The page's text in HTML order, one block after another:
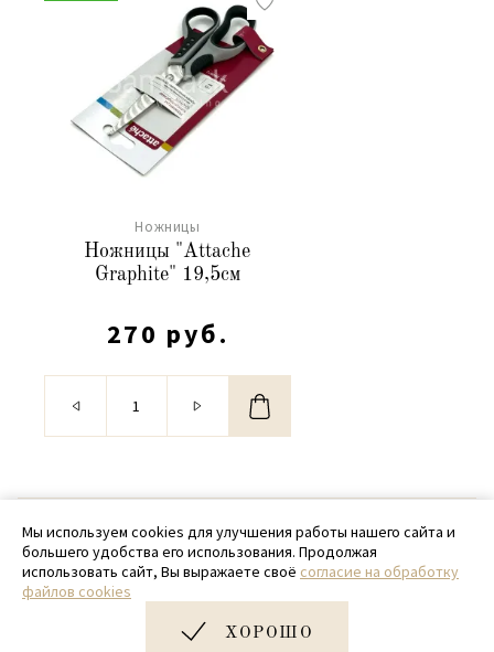
Ножницы
Ножницы "Attache
Graphite" 19,5см
270 руб.
© 2020 - 2026 SamPack
+ 7 (918) 699-97-87
zakaz@sampack.store
Мы используем cookies для улучшения работы нашего сайта и
большего удобства его использования. Продолжая
использовать сайт, Вы выражаете своё согласие на обработку
файлов cookies
ХОРОШО